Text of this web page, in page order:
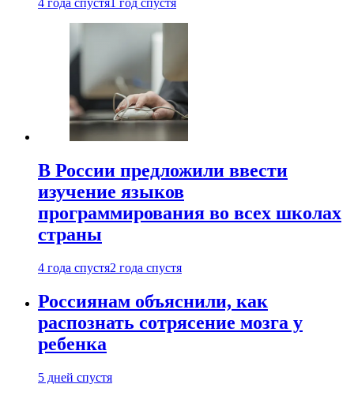
4 года спустя 1 год спустя
В России предложили ввести
изучение языков
программирования во всех школах
страны
4 года спустя2 года спустя
Россиянам объяснили, как
распознать сотрясение мозга у
ребенка
5 дней спустя